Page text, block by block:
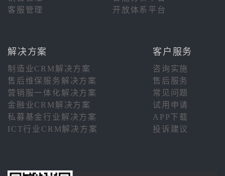
客服管理
开放体系平台
解决方案 客户服务
制造业CRM解决方案
咨询实施
售后维保服务解决方案
售后服务
营销服一体化解决方案
常见问题
金融业CRM解决方案
试用申请
私募基金行业解决方案
APP下载
ICT行业CRM解决方案
投诉建议